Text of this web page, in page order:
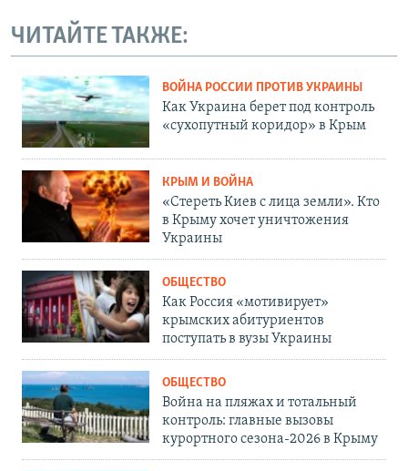
ЧИТАЙТЕ ТАКЖЕ:
ВОЙНА РОССИИ ПРОТИВ УКРАИНЫ
Как Украина берет под контроль
«сухопутный коридор» в Крым
КРЫМ И ВОЙНА
«Стереть Киев с лица земли». Кто
в Крыму хочет уничтожения
Украины
ОБЩЕСТВО
Как Россия «мотивирует»
крымских абитуриентов
поступать в вузы Украины
ОБЩЕСТВО
Война на пляжах и тотальный
контроль: главные вызовы
курортного сезона-2026 в Крыму